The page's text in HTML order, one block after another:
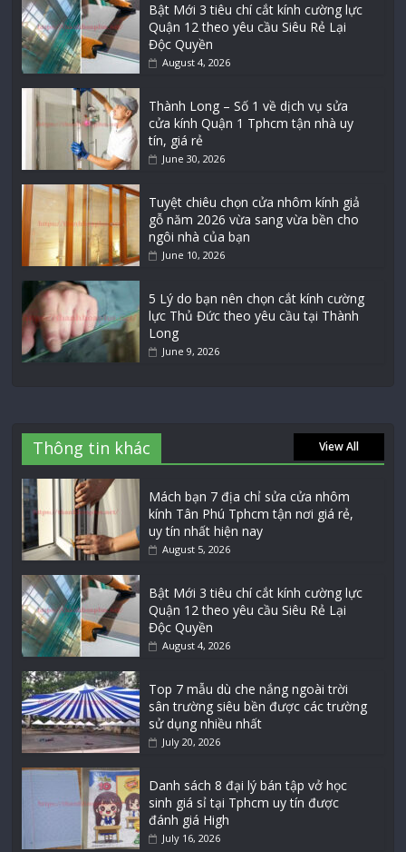
Bật Mới 3 tiêu chí cắt kính cường lực
Quận 12 theo yêu cầu Siêu Rẻ Lại
Độc Quyền
August 4, 2026
Thành Long – Số 1 về dịch vụ sửa
cửa kính Quận 1 Tphcm tận nhà uy
tín, giá rẻ
June 30, 2026
Tuyệt chiêu chọn cửa nhôm kính giả
gỗ năm 2026 vừa sang vừa bền cho
ngôi nhà của bạn
June 10, 2026
5 Lý do bạn nên chọn cắt kính cường
lực Thủ Đức theo yêu cầu tại Thành
Long
June 9, 2026
Thông tin khác View All
Mách bạn 7 địa chỉ sửa cửa nhôm
kính Tân Phú Tphcm tận nơi giá rẻ,
uy tín nhất hiện nay
August 5, 2026
Bật Mới 3 tiêu chí cắt kính cường lực
Quận 12 theo yêu cầu Siêu Rẻ Lại
Độc Quyền
August 4, 2026
Top 7 mẫu dù che nắng ngoài trời
sân trường siêu bền được các trường
sử dụng nhiều nhất
July 20, 2026
Danh sách 8 đại lý bán tập vở học
sinh giá sỉ tại Tphcm uy tín được
đánh giá High
July 16, 2026